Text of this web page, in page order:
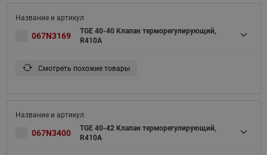
067N3169
TGE 40-40 Клапан терморегулирующий,
R410A
Смотреть похожие товары
067N3400
TGE 40-42 Клапан терморегулирующий,
R410A